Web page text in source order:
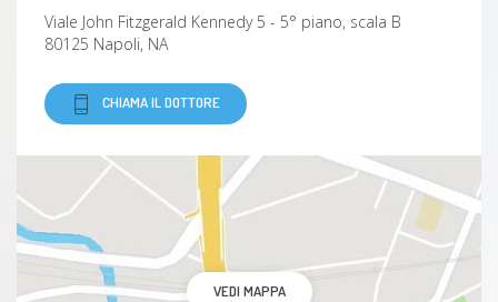
Viale John Fitzgerald Kennedy 5 - 5° piano, scala B
80125 Napoli, NA
CHIAMA IL DOTTORE
VEDI MAPPA